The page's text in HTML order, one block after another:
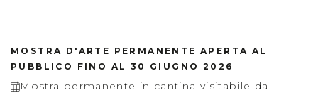
MOSTRA D'ARTE PERMANENTE APERTA AL
PUBBLICO FINO AL 30 GIUGNO 2026
Mostra permanente in cantina visitabile da